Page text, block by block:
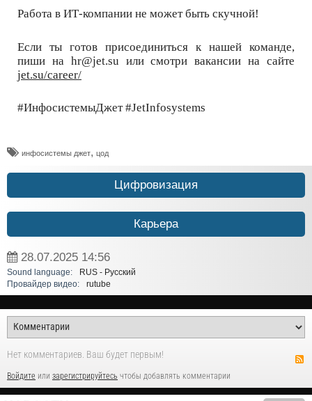
Работа в ИТ-компании не может быть скучной!
Если ты готов присоединиться к нашей команде,
пиши на hr@jet.su или смотри вакансии на сайте
jet.su/career/
#ИнфосистемыДжет #JetInfosystems
инфосистемы джет, цод
Цифровизация
Карьера
28.07.2025 14:56
Sound language:
RUS - Русский
Провайдер видео:
rutube
Нет комментариев. Ваш будет первым!
Войдите или зарегистрируйтесь чтобы добавлять комментарии